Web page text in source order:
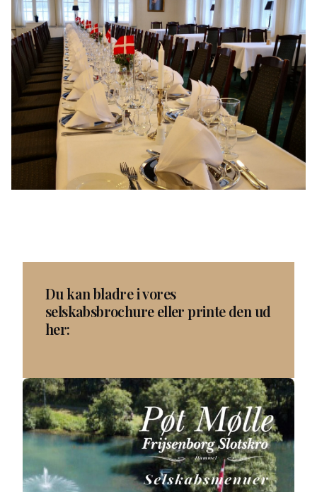
Du kan bladre i vores
selskabsbrochure eller printe den ud
her: